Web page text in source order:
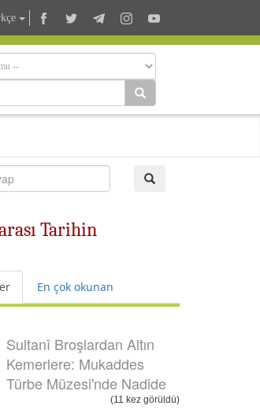
Tarihin
En çok okunan
Sultanî Broşlardan Altın
Kemerlere: Mukaddes
Türbe Müzesi'nde Nadide
(11 kez görüldü)